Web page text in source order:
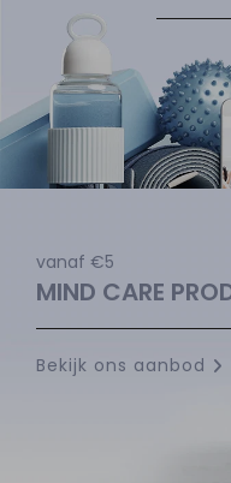
vanaf €5
MIND CARE
Bekijk ons aanbod